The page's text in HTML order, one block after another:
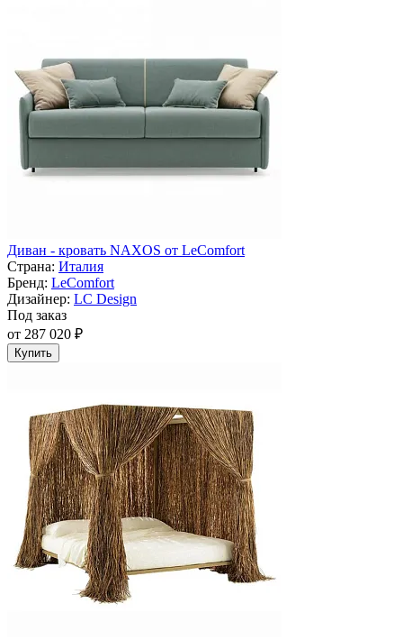
Диван - кровать NAXOS от LeComfort
Страна: Италия
Бренд: LeComfort
Дизайнер: LC Design
Под заказ
от 287 020 ₽
Купить